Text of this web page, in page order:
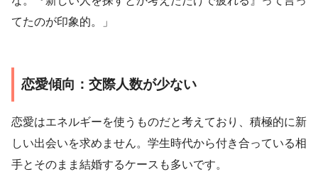
てたのが印象的。」
恋愛傾向：交際人数が少ない
恋愛はエネルギーを使うものだと考えており、積極的に新
しい出会いを求めません。学生時代から付き合っている相
手とそのまま結婚するケースも多いです。